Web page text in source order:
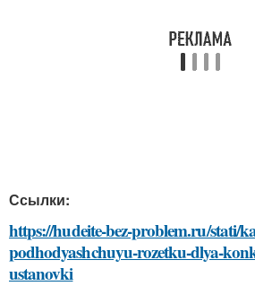
Ссылки:
https://hudeite-bez-problem.ru/stati/
podhodyashchuyu-rozetku-dlya-
ustanovki